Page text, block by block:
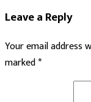
Leave a Reply
Your email address
marked*